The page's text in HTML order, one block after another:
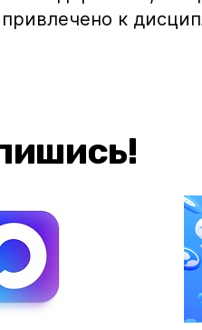
привлечено к